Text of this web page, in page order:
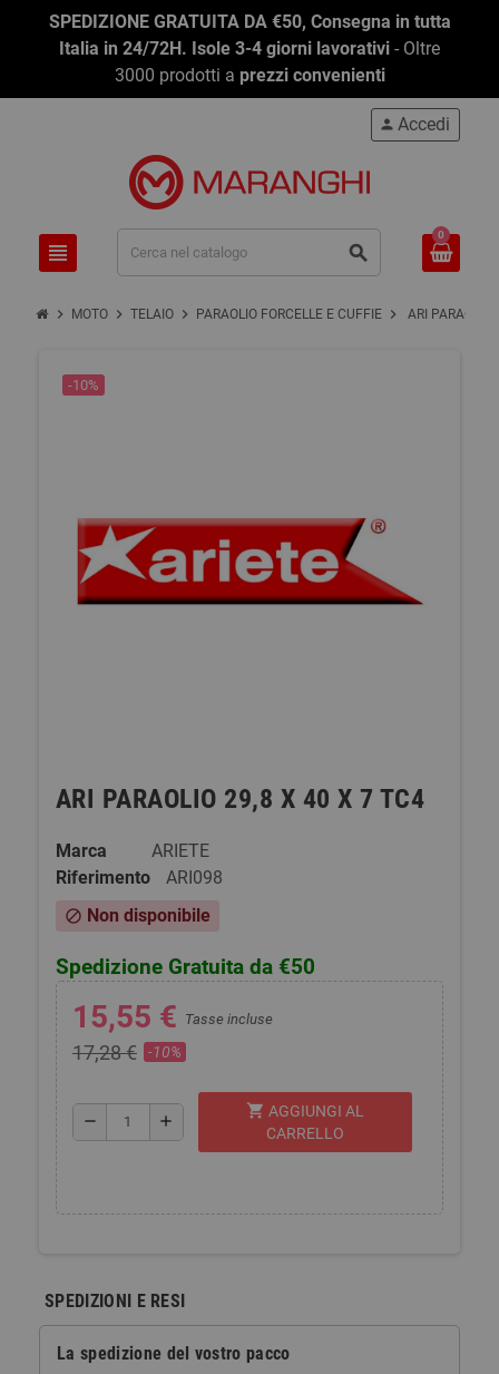
SPEDIZIONE GRATUITA DA €50, Consegna in tutta
Italia in 24/72H. Isole 3-4 giorni lavorativi - Oltre
3000 prodotti a prezzi convenienti
view_headline search
person Accedi
0
chevron_right MOTO chevron_right TELAIO chevron_right PARAOLIO FORCELLE E CUFFIE chevron_right ARI
-10%
ARI PARAOLIO 29,8 X 40 X 7 TC4
Marca
ARIETE
Riferimento
ARI098
block Non disponibile
Spedizione Gratuita da €50
15,55 € Tasse incluse
17,28 € -10%
remove add
shopping_cart AGGIUNGI AL
CARRELLO
SPEDIZIONI E RESI
La spedizione del vostro pacco
-0,01%